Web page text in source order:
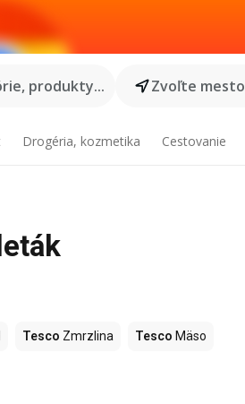
produkty...
Zvoľte mesto
Drogéria, kozmetika Cestovanie
Tesco Zmrzlina Tesco Mäso